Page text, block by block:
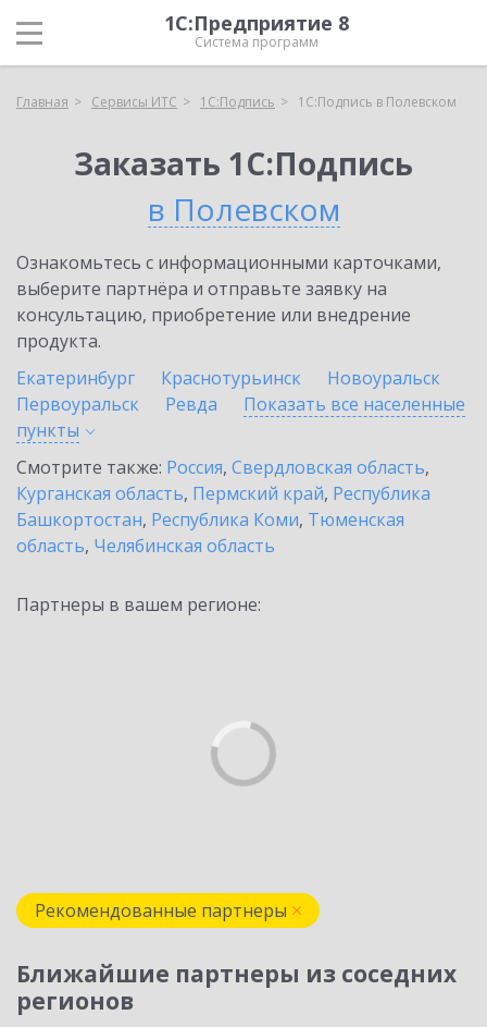
1С:Предприятие 8
Система программ
Главная Сервисы ИТС 1С:Подпись 1С:Подпись в Полевском
Заказать 1С:Подпись
в Полевском
Ознакомьтесь с информационными карточками,
выберите партнёра и отправьте заявку на
консультацию, приобретение или внедрение
продукта.
Екатеринбург
Краснотурьинск
Новоуральск
Первоуральск
Ревда
Показать все населенные
пункты
Смотрите также: Россия, Свердловская область,
Курганская область, Пермский край, Республика
Башкортостан, Республика Коми, Тюменская
область, Челябинская область
Партнеры в вашем регионе:
Рекомендованные партнеры
Ближайшие партнеры из соседних
регионов